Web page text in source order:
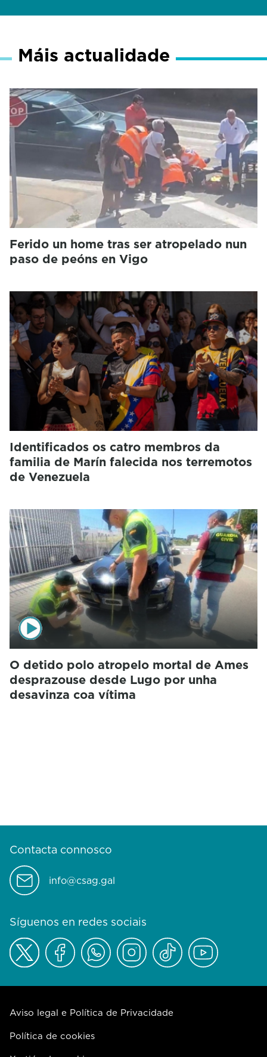
Máis actualidade
Ferido un home tras ser atropelado nun
paso de peóns en Vigo
Identificados os catro membros da
familia de Marín falecida nos terremotos
de Venezuela
O detido polo atropelo mortal de Ames
desprazouse desde Lugo por unha
desavinza coa vítima
Contacta connosco
info@csag.gal
Síguenos en redes sociais
Aviso legal e Política de Privacidade
Política de cookies